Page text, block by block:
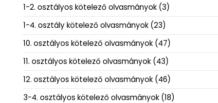
1-2. osztályos kötelező olvasmányok (3)
1-4. osztály kötelező olvasmányok (23)
10. osztályos kötelező olvasmányok (47)
11. osztályos kötelező olvasmányok (43)
12. osztályos kötelező olvasmányok (46)
3-4. osztályos kötelező olvasmányok (18)